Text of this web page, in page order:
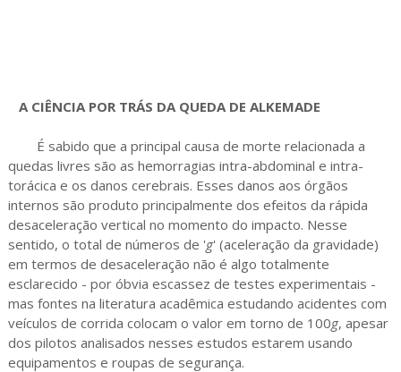
A CIÊNCIA POR TRÁS DA QUEDA DE ALKEMADE
É sabido que a principal causa de morte relacionada a
quedas livres são as hemorragias intra-abdominal e intra-
torácica e os danos cerebrais. Esses danos aos órgãos
internos são produto principalmente dos efeitos da rápida
desaceleração vertical no momento do impacto. Nesse
sentido, o total de números de 'g' (aceleração da gravidade)
em termos de desaceleração não é algo totalmente
esclarecido - por óbvia escassez de testes experimentais -
mas fontes na literatura acadêmica estudando acidentes com
veículos de corrida colocam o valor em torno de 100g, apesar
dos pilotos analisados nesses estudos estarem usando
equipamentos e roupas de segurança.